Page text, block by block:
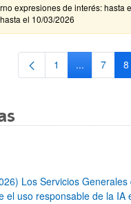
expresiones de interés: hasta
el 10/03/2026
Página
1 ...PáginasPágina
7 8
Los Servicios
el uso responsable de la